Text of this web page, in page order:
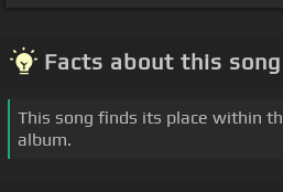
Facts about this song
This song finds its place within
album.